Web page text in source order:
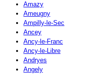
Amazy
Ameugny
Ampilly-le-Sec
Ancey
Ancy-le-Franc
Ancy-le-Libre
Andryes
Angely